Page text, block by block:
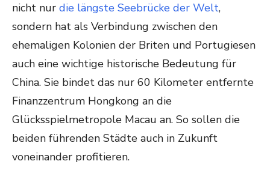
nicht nur die längste Seebrücke der Welt,
sondern hat als Verbindung zwischen den
ehemaligen Kolonien der Briten und Portugiesen
auch eine wichtige historische Bedeutung für
China. Sie bindet das nur 60 Kilometer entfernte
Finanzzentrum Hongkong an die
Glücksspielmetropole Macau an. So sollen die
beiden führenden Städte auch in Zukunft
voneinander profitieren.